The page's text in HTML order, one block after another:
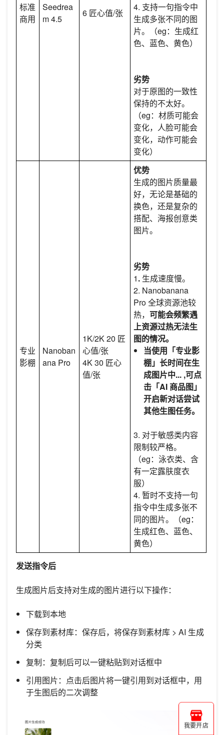
标准
商用
Seedrea
m 4.5
6 匠心值/张
4. 支持一句指令中
生成多张不同的图
片。（eg：生成红
色、蓝色、黄色）
劣势
对于原图的一致性
保持的不太好。
（eg：材质可能会
变化，人脸可能会
变化，动作可能会
变化）
专业
影棚
Nanoban
ana Pro
1K/2K 20 匠
心值/张
4K 30 匠心
值/张
优势
生成的图片质量最
好，无论是基础的
换色，还是复杂的
搭配、海报创意类
图片。
劣势
1. 生成速度慢。
2. Nanobanana
Pro 全球资源池较
热，可能会频繁遇
上资源过热无法生
图的情况。
当使用「专业影
棚」长时间在生
成图片中... ,可点
击「AI 商品图」
开启新对话尝试
其他生图任务。
3. 对于敏感类内容
限制较严格。
（eg：泳衣类、含
有一定露肤度衣
服）
4. 暂时不支持一句
指令中生成多张不
同的图片。（eg：
生成红色、蓝色、
黄色）
发送指令后
生成图片后支持对生成的图片进行以下操作：
下载到本地
保存到素材库：保存后，将保存到素材库 > AI 生成
分类
复制：复制后可以一键粘贴到对话框中
引用图片：点击后图片将一键引用到对话框中，用
于生图后的二次调整
我要开店